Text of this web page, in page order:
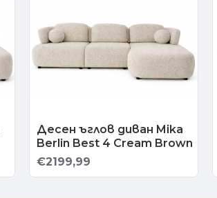
Десен ъглов диван Mika
Berlin Best 4 Cream Brown
€2199,99